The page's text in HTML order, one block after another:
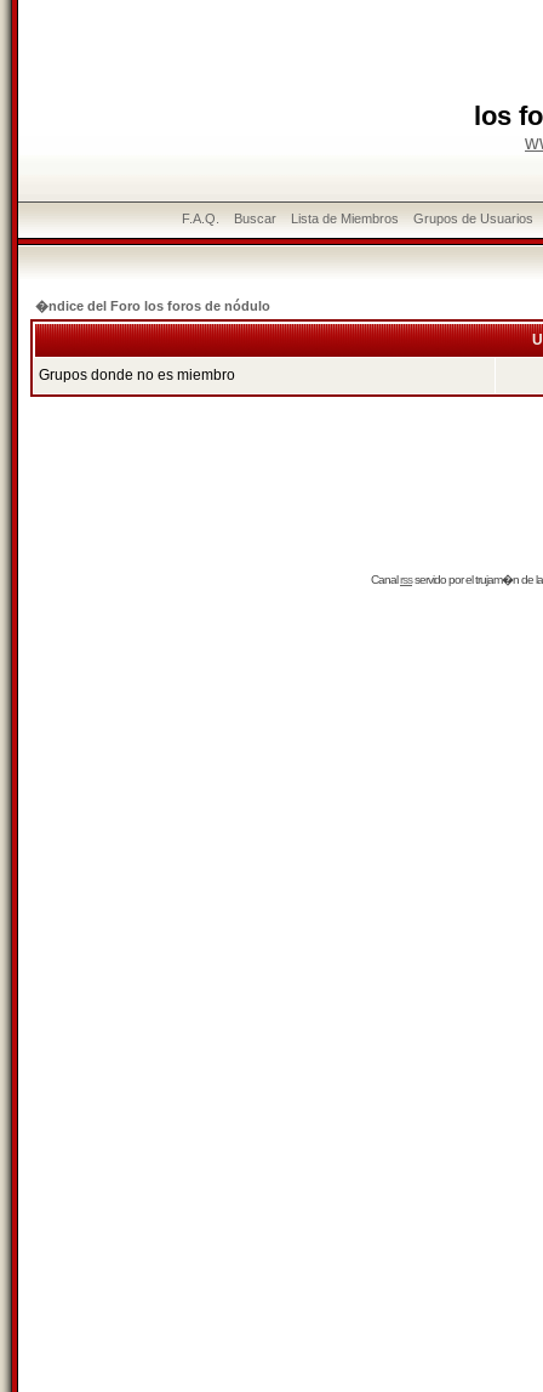
los
F.A.Q. Buscar Lista de Miembros Grupos de Usuarios
�ndice del Foro los foros de nódulo
Grupos donde no es miembro
Canalrssservido por eltrujam�nde